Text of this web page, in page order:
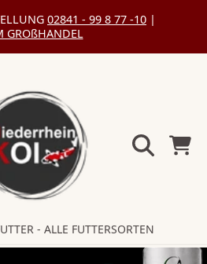
02841 - 99 8 77 -10 |
GROßHANDEL
- ALLE FUTTERSORTEN